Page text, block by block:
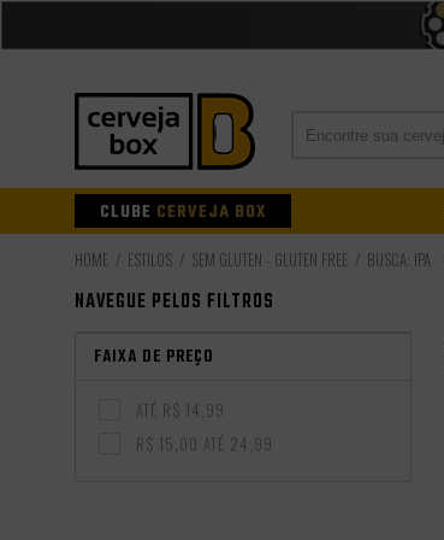
CLUBE CERVEJA BOX
ESTILOS SEM GLÚTEN - GLUTEN FREE BUSCA: IPA
NAVEGUE PELOS FILTROS
FAIXA DE PREÇO
ATÉ R$ 14,99
R$ 15,00 ATÉ 24,99